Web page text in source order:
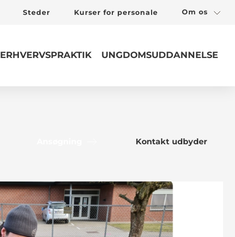
Steder Kurser for personale Om os
ERHVERVSPRAKTIK UNGDOMSUDDANNELSE
Kontakt udbyder